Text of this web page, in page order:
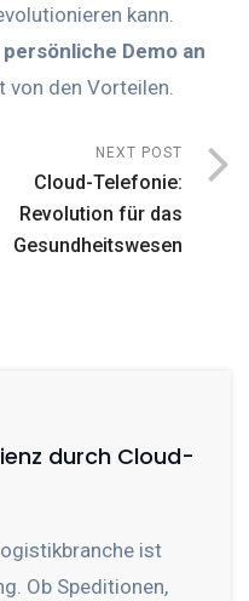
kann.
Demo an
von den Vorteilen.
NEXT POST
Cloud-Telefonie:
Revolution für das
Gesundheitswesen
durch Cloud-
ist
Ob Speditionen,